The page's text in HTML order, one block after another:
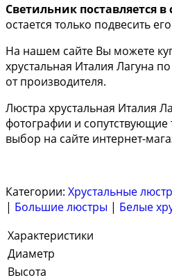
Светильник поставляется
остается только подвесить
На нашем сайте Вы можете
хрустальная Италия Лагуна
от производителя.
Люстра хрустальная Италия
фотографии и
выбор на сайте интернет-
Категории: Хрустальные
| Большие люстры | Белые
Характеристики
Диаметр
Высота